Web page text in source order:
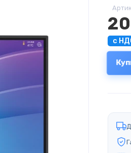
с